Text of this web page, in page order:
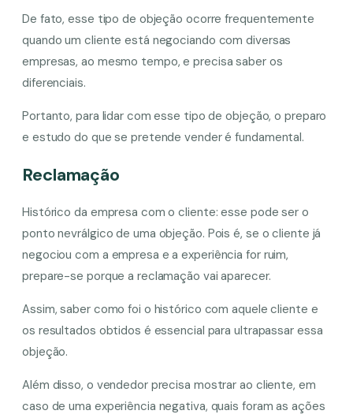
De fato, esse tipo de objeção ocorre frequentemente
quando um cliente está negociando com diversas
empresas, ao mesmo tempo, e precisa saber os
diferenciais.
Portanto, para lidar com esse tipo de objeção, o preparo
e estudo do que se pretende vender é fundamental.
Reclamação
Histórico da empresa com o cliente: esse pode ser o
ponto nevrálgico de uma objeção. Pois é, se o cliente já
negociou com a empresa e a experiência for ruim,
prepare-se porque a reclamação vai aparecer.
Assim, saber como foi o histórico com aquele cliente e
os resultados obtidos é essencial para ultrapassar essa
objeção.
Além disso, o vendedor precisa mostrar ao cliente, em
caso de uma experiência negativa, quais foram as ações